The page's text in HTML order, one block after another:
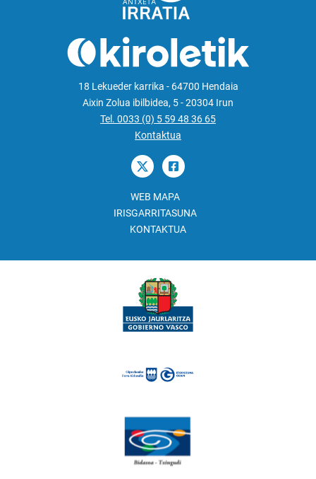
18 Lekueder karrika - 64700 Hendaia
Aixin Zolua ibilbidea, 5 - 20304 Irun
Tel. 0033 (0) 5 59 48 36 65
Kontaktua
WEB MAPA
IRISGARRITASUNA
KONTAKTUA